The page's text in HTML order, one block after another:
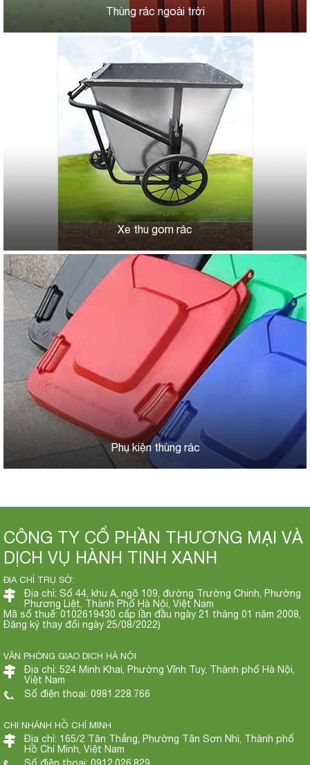
Thùng rác ngoài trời
Xe thu gom rác
Phụ kiện thùng rác
CÔNG TY CỔ PHẦN THƯƠNG MẠI VÀ
DỊCH VỤ HÀNH TINH XANH
ĐỊA CHỈ TRỤ SỞ:
Địa chỉ: Số 44, khu A, ngõ 109, đường Trường Chinh, Phường
Phương Liệt, Thành Phố Hà Nội, Việt Nam
Mã số thuế: 0102619430 cấp lần đầu ngày 21 tháng 01 năm 2008,
Đăng ký thay đổi ngày 25/08/2022)
VĂN PHÒNG GIAO DỊCH HÀ NỘI
Địa chỉ: 524 Minh Khai, Phường Vĩnh Tuy, Thành phố Hà Nội,
Việt Nam
Số điện thoại: 0981.228.766
CHI NHÁNH HỒ CHÍ MINH
Địa chỉ: 165/2 Tân Thắng, Phường Tân Sơn Nhì, Thành phố
Hồ Chí Minh, Việt Nam
Số điện thoại: 0912.026.829